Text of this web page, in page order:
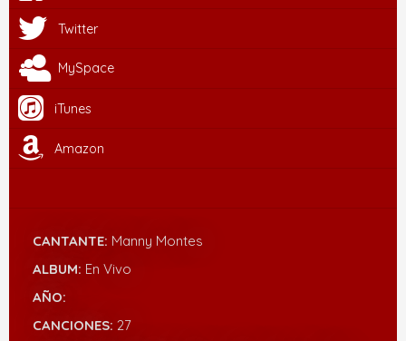
Twitter
MySpace
iTunes
Amazon
CANTANTE: Manny Montes
ALBUM: En Vivo
AÑO:
CANCIONES: 27